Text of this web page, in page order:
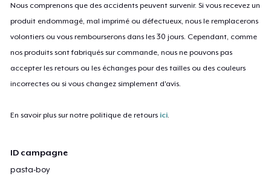
Nous comprenons que des accidents peuvent survenir. Si vous recevez un
produit endommagé, mal imprimé ou défectueux, nous le remplacerons
volontiers ou vous rembourserons dans les 30 jours. Cependant, comme
nos produits sont fabriqués sur commande, nous ne pouvons pas
accepter les retours ou les échanges pour des tailles ou des couleurs
incorrectes ou si vous changez simplement d'avis.
En savoir plus sur notre politique de retours ici.
ID campagne
pasta-boy